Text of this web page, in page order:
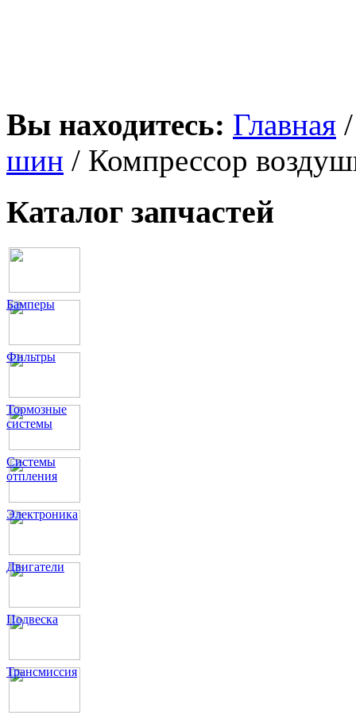
Вы находитесь: Главная
шин / Компрессор
Каталог запчастей
Бамперы
Фильтры
Тормозные
системы
Системы
отпления
Электроника
Двигатели
Подвеска
Трансмиссия